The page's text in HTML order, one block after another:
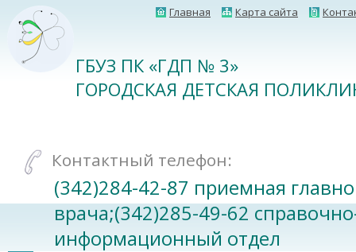
Главная Карта сайта
ГБУЗ ПК «ГДП № 3»
ГОРОДСКАЯ ДЕТСКАЯ
Контактный телефон:
(342)284-42-87 приемная
врача;(342)285-49-62
информационный отдел